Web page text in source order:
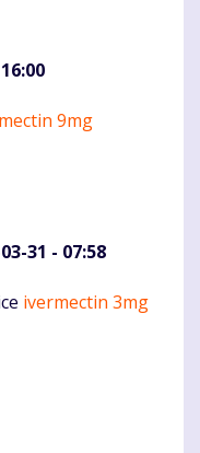
9mg
31 - 07:58
ivermectin 3mg